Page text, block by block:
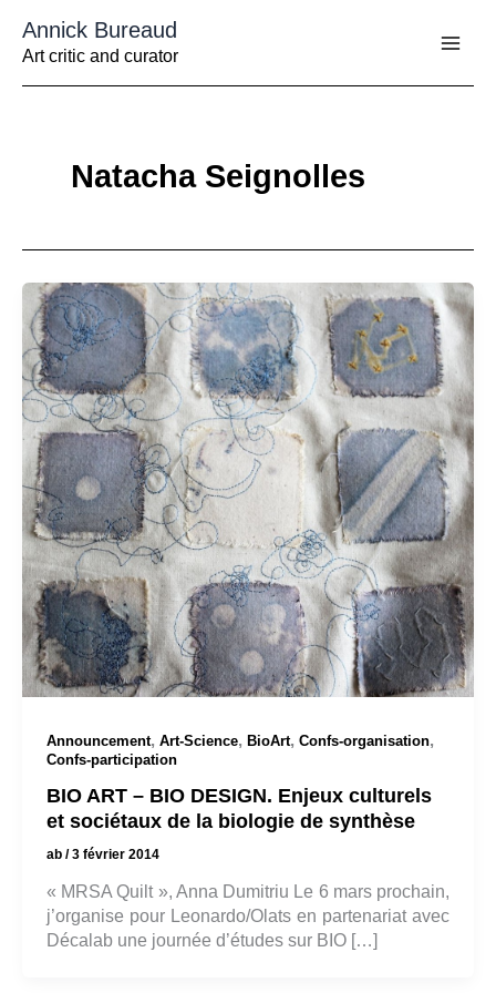
contenu
Annick Bureaud
Art critic and curator
Natacha Seignolles
Announcement, Art-Science, BioArt, Confs-organisation,
Confs-participation
BIO ART – BIO DESIGN. Enjeux culturels
et sociétaux de la biologie de synthèse
ab /3 février 2014
« MRSA Quilt », Anna Dumitriu Le 6 mars prochain,
j’organise pour Leonardo/Olats en partenariat avec
Décalab une journée d’études sur BIO […]